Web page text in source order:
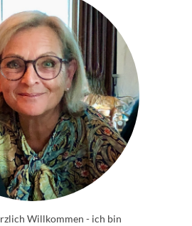
Willkommen - ich bin